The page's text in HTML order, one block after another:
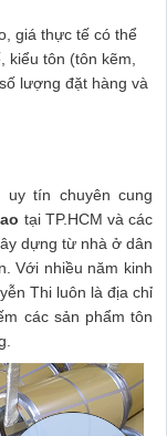
giá thực tế có thể
tôn (tôn kẽm,
lượng đặt hàng và
uy tín chuyên cung
tại TP.HCM và các
dựng từ nhà ở dân
Với nhiều năm kinh
Thi luôn là địa chỉ
các sản phẩm tôn